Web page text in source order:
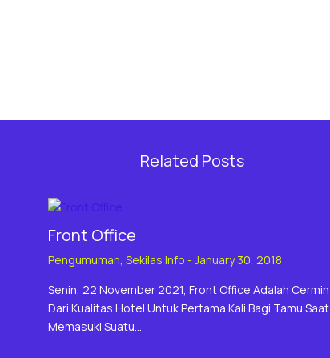
Related Posts
Front Office
Pengumuman Sekilas Info -January 30, 2018
Senin, 22 November 2021, Front Office Adalah Cermin
Dari Kualitas Hotel Untuk Pertama Kali Bagi Tamu Saat
Memasuki Suatu…